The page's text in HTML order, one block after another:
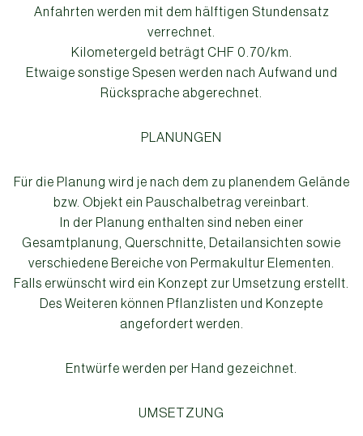
Anfahrten werden mit dem hälftigen Stundensatz
verrechnet.
Kilometergeld beträgt CHF 0.70/km.
Etwaige sonstige Spesen werden nach Aufwand und
Rücksprache abgerechnet.
PLANUNGEN
Für die Planung wird je nach dem zu planendem Gelände
bzw. Objekt ein Pauschalbetrag vereinbart.
In der Planung enthalten sind neben einer
Gesamtplanung, Querschnitte, Detailansichten sowie
verschiedene Bereiche von Permakultur Elementen.
Falls erwünscht wird ein Konzept zur Umsetzung erstellt.
Des Weiteren können Pflanzlisten und Konzepte
angefordert werden.
Entwürfe werden per Hand gezeichnet.
UMSETZUNG